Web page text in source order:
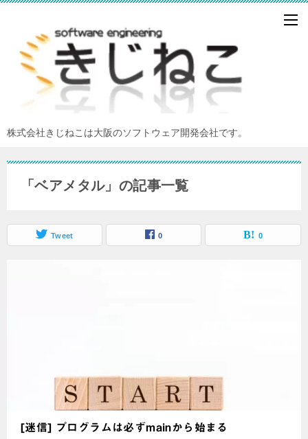
株式会社きじねこは大阪のソフトウェア開発会社です。
「ベアメタル」の記事一覧
Tweet 0 0
[迷信] プログラムは必ずmainから始まる